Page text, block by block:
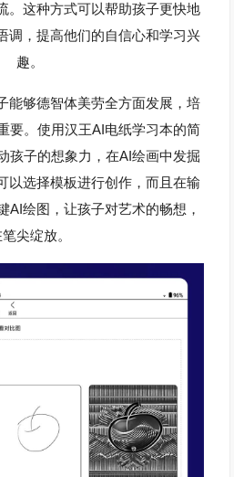
。这种方式可以帮助孩子更快地
调，提高他们的自信心和学习兴
趣。
能够德智体美劳全方面发展，培
要。使用汉王AI电纸学习本的简
孩子的想象力，在AI绘画中发掘
以选择模板进行创作，而且在输
AI绘图，让孩子对艺术的畅想，
尖绽放。